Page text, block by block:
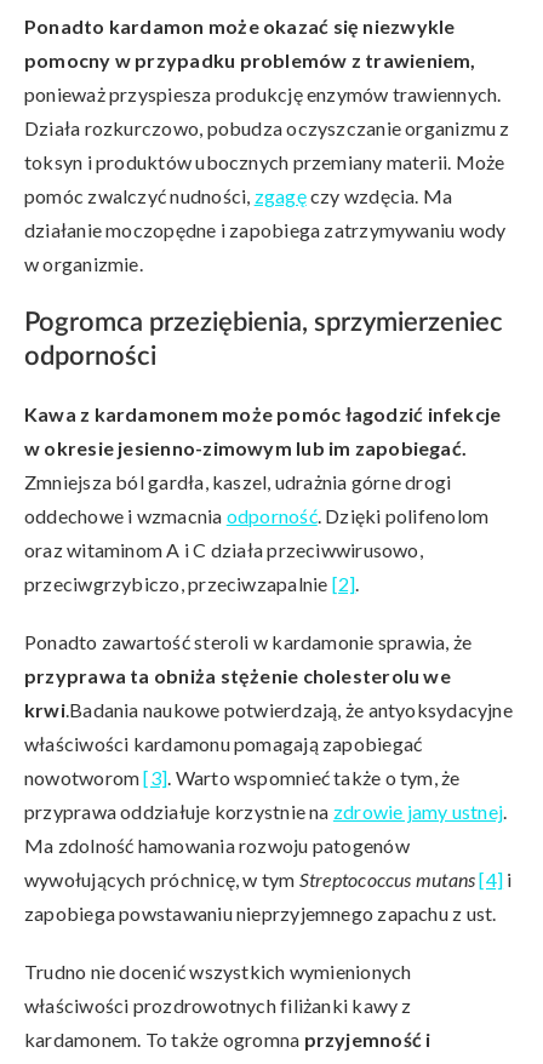
Ponadto kardamon może okazać się niezwykle
pomocny w przypadku problemów z trawieniem,
ponieważ przyspiesza produkcję enzymów trawiennych.
Działa rozkurczowo, pobudza oczyszczanie organizmu z
toksyn i produktów ubocznych przemiany materii. Może
pomóc zwalczyć nudności, zgagęczy wzdęcia. Ma
działanie moczopędne i zapobiega zatrzymywaniu wody
w organizmie.
Pogromca przeziębienia, sprzymierzeniec
odporności
Kawa z kardamonem może pomóc łagodzić infekcje
w okresie jesienno-zimowym lub im zapobiegać.
Zmniejsza ból gardła, kaszel, udrażnia górne drogi
oddechowe i wzmacnia odporność. Dzięki polifenolom
oraz witaminom A i C działa przeciwwirusowo,
przeciwgrzybiczo, przeciwzapalnie [2]
Ponadto zawartość steroli w kardamonie sprawia, że
przyprawa ta obniża stężenie cholesterolu we
krwi.Badania naukowe potwierdzają, że antyoksydacyjne
właściwości kardamonu pomagają zapobiegać
nowotworom[3] . Warto wspomnieć także o tym, że
przyprawa oddziałuje korzystnie na zdrowie jamy ustnej
Ma zdolność hamowania rozwoju patogenów
wywołujących próchnicę, w tym Streptococcus mutans[4] i
zapobiega powstawaniu nieprzyjemnego zapachu z ust.
Trudno nie docenić wszystkich wymienionych
właściwości prozdrowotnych filiżanki kawy z
kardamonem. To także ogromna przyjemność i